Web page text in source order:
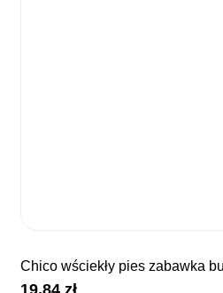
chico wściekły pies zabawka